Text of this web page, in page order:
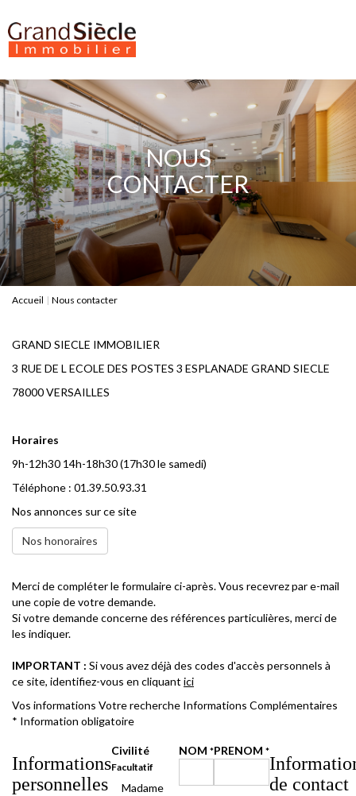
Estimer
Acheter
Louer
Gestion
Notre Agence
Nous contacter
NOUS
CONTACTER
Accueil Nous contacter
GRAND SIECLE IMMOBILIER
3 RUE DE L ECOLE DES POSTES 3 ESPLANADE GRAND SIECLE
78000 VERSAILLES
Horaires
9h-12h30 14h-18h30 (17h30 le samedi)
Téléphone : 01.39.50.93.31
Nos annonces sur ce site
Nos honoraires
Merci de compléter le formulaire ci-après. Vous recevrez par e-mail
une copie de votre demande.
Si votre demande concerne des références particulières, merci de
les indiquer.
IMPORTANT : Si vous avez déjà des codes d'accès personnels à
ce site, identifiez-vous en cliquant ici
Vos informations Votre recherche Informations Complémentaires
* Information obligatoire
Informations
personnelles
Civilité
Facultatif
Madame
NOM *PRENOM *
de contact